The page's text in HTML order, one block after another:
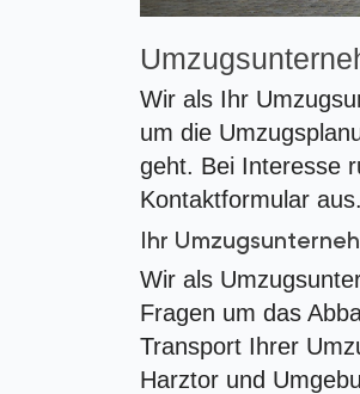
Wir als Ihr
um die
geht. Bei Interesse
Kontaktformular aus.
Ihr
Wir als
Fragen um das
Transport Ihrer
Harztor und